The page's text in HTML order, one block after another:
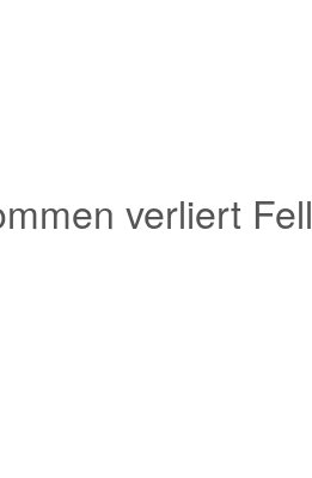
verliert Fell